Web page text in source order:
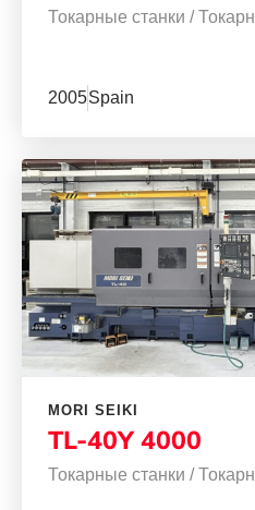
Токарные станки /
2005Spain
MORI SEIKI
TL-40Y 4000
Токарные станки /